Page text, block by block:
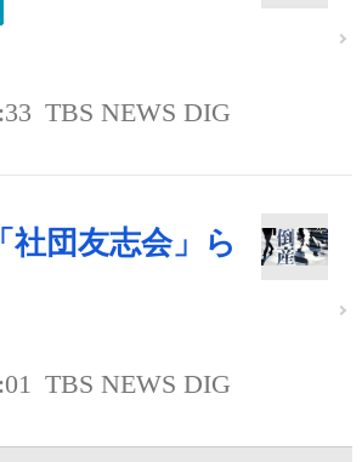
TBS NEWS DIG
社団友志会」ら
TBS NEWS DIG